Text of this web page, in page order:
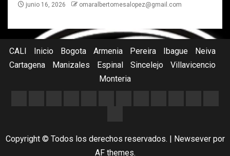
junio 16, 2026 omaralbertomesalopez@gmail.com
CALI Inicio Bogota Armenia Pereira Ibague
Neiva
Cartagena
Manizales Espinal Sincelejo
Villavicencio
Monteria
Copyright © Todos los derechos reservados. | Newseverpor
AF themes.